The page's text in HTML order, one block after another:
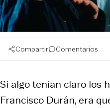
Compartir Comentarios
Si algo tenían claro los
Francisco Durán, era